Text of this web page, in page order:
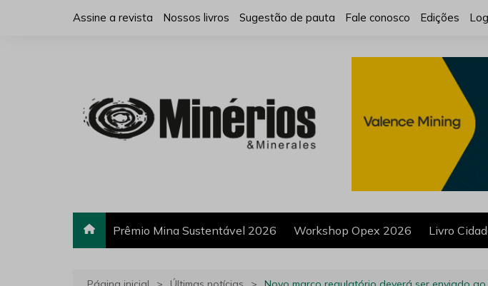
Assine a revista Nossos livros Sugestão de pauta Fale conosco Edições
Prêmio Mina Sustentável 2026 Workshop Opex 2026 Livro